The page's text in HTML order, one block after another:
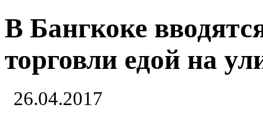
В Бангкоке
торговли едой на
26.04.2017